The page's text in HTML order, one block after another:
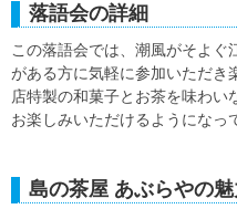
落語会の詳細
この落語会では、潮風がそよ
がある方に気軽に参加いただき
店特製の和菓子とお茶を味わい
お楽しみいただけるようになっ
島の茶屋 あぶらやの魅